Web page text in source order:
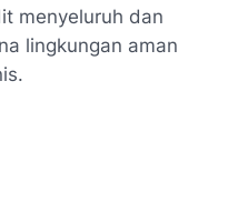
menyeluruh dan
lingkungan aman